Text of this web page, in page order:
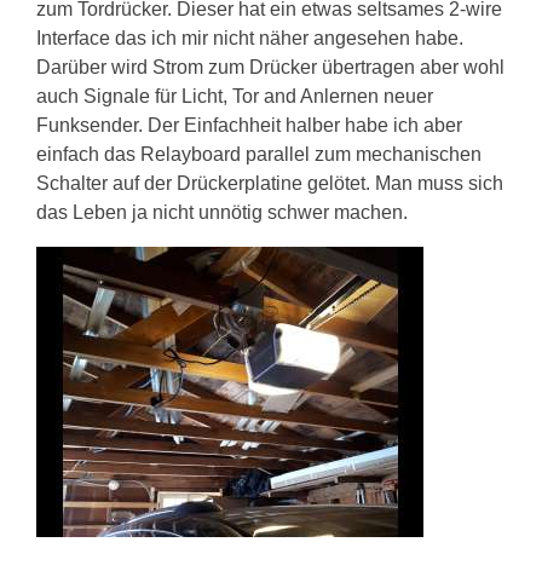
zum Tordrücker. Dieser hat ein etwas seltsames 2-wire
Interface das ich mir nicht näher angesehen habe.
Darüber wird Strom zum Drücker übertragen aber wohl
auch Signale für Licht, Tor and Anlernen neuer
Funksender. Der Einfachheit halber habe ich aber
einfach das Relayboard parallel zum mechanischen
Schalter auf der Drückerplatine gelötet. Man muss sich
das Leben ja nicht unnötig schwer machen.